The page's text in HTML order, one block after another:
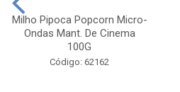
Milho Pipoca Popcorn Micro-
Ondas Mant. De Cinema
100G
Código: 62162